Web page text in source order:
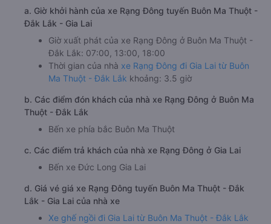
a. Giờ khởi hành của xe Rạng Đông tuyến Buôn Ma Thuột -
Đắk Lắk - Gia Lai
Giờ xuất phát của xe Rạng Đông ở Buôn Ma Thuột -
Đắk Lắk: 07:00, 13:00, 18:00
Thời gian của nhà xe Rạng Đông đi Gia Lai từ Buôn
Ma Thuột - Đắk Lắk khoảng: 3.5 giờ
b. Các điểm đón khách của nhà xe Rạng Đông ở Buôn Ma
Thuột - Đắk Lắk
Bến xe phía bắc Buôn Ma Thuột
c. Các điểm trả khách của nhà xe Rạng Đông ở Gia Lai
Bến xe Đức Long Gia Lai
d. Giá vé giá xe Rạng Đông tuyến Buôn Ma Thuột - Đắk
Lắk - Gia Lai của nhà xe
Xe ghế ngồi đi Gia Lai từ Buôn Ma Thuột - Đắk Lắk